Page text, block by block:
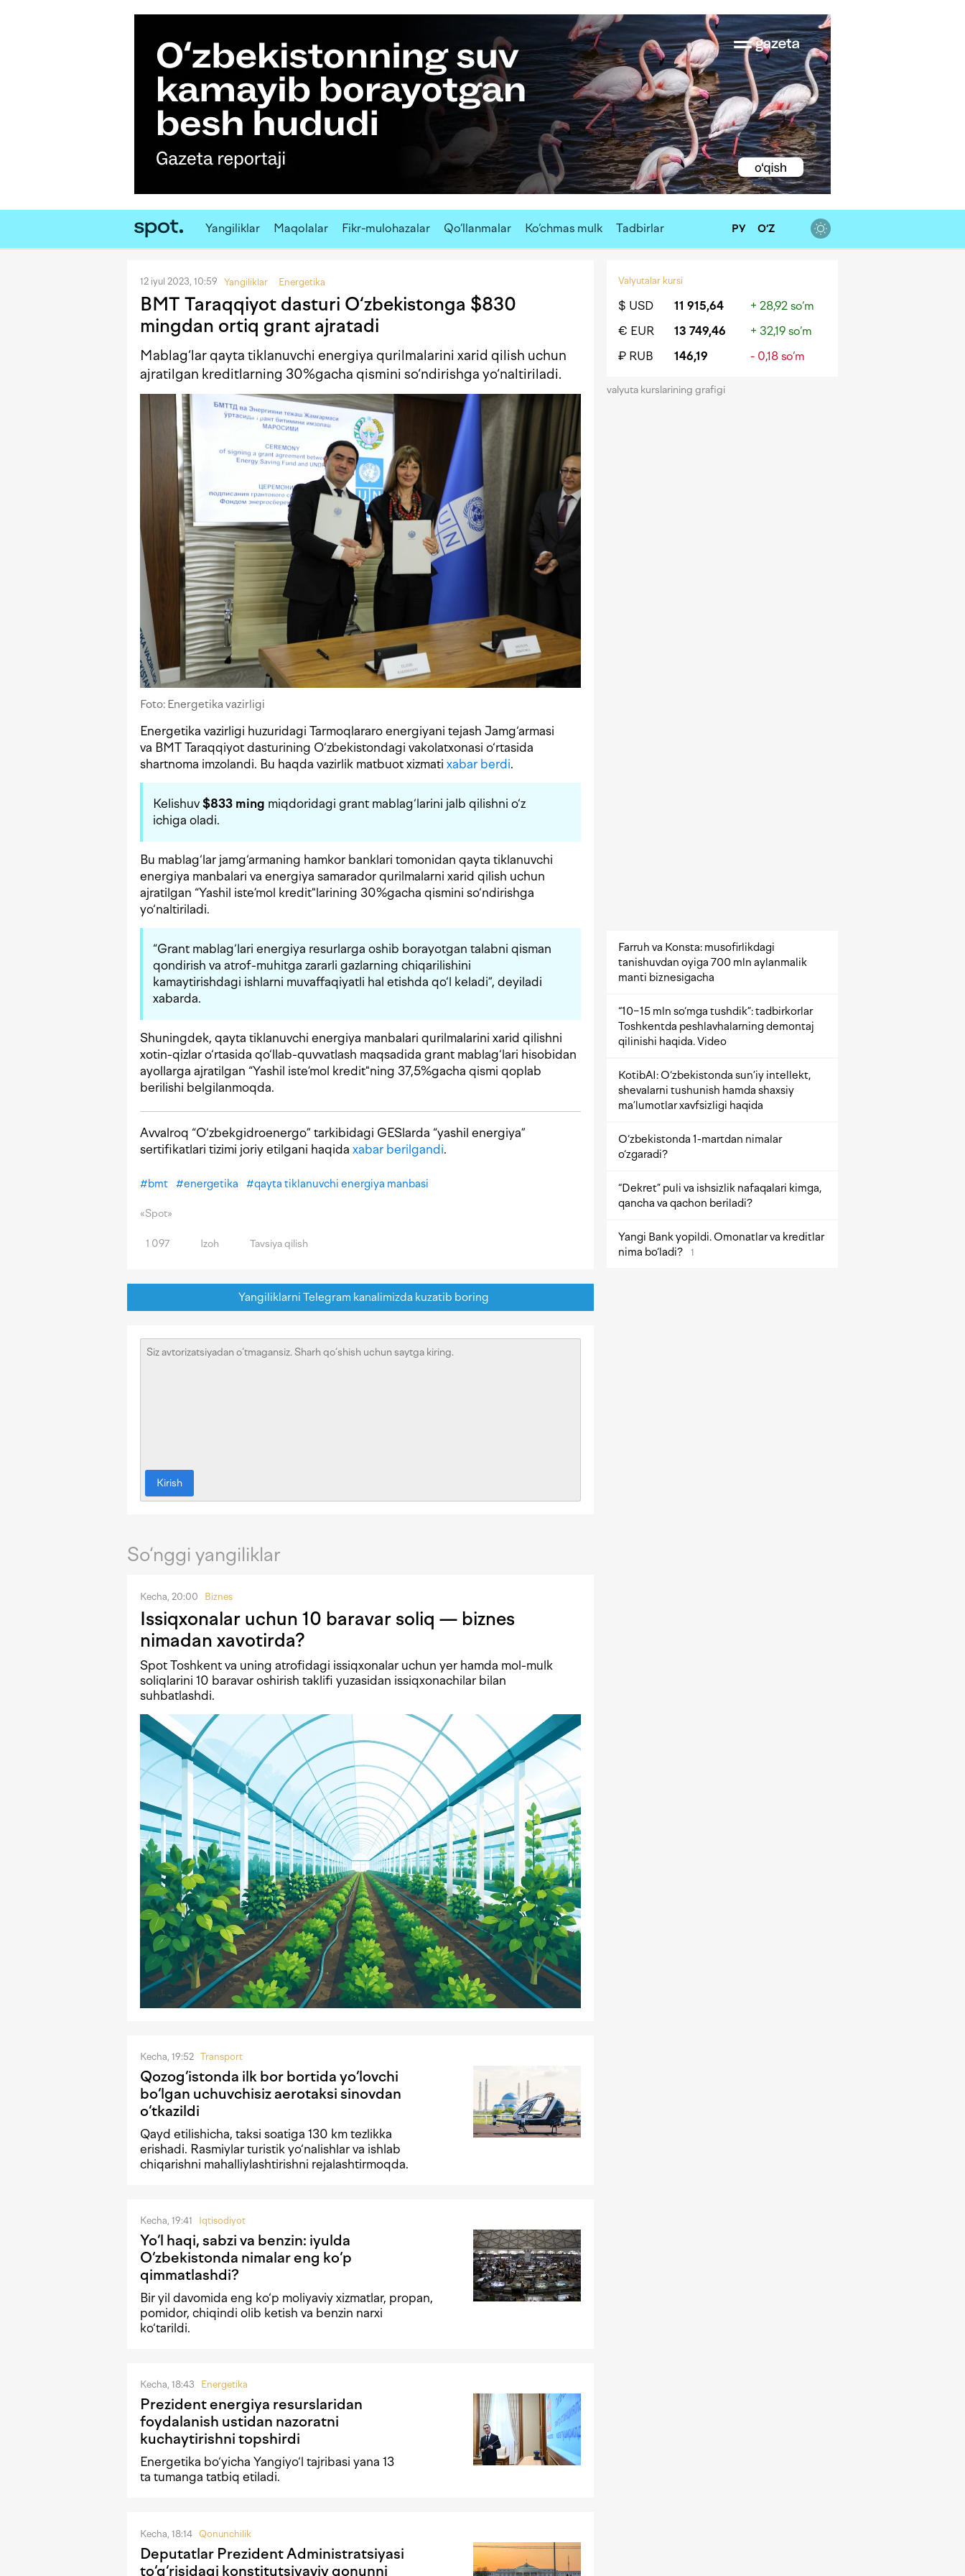
Yangiliklar Maqolalar Fikr-mulohazalar Qo‘llanmalar Ko‘chmas mulk Tadbirlar РУ O‘Z
12 iyul 2023, 10:59 Yangiliklar Energetika
BMT Taraqqiyot dasturi O‘zbekistonga $830
mingdan ortiq grant ajratadi
Mablag‘lar qayta tiklanuvchi energiya qurilmalarini xarid qilish uchun
ajratilgan kreditlarning 30%gacha qismini so‘ndirishga yo‘naltiriladi.
Foto: Energetika vazirligi
Energetika vazirligi huzuridagi Tarmoqlararo energiyani tejash Jamg‘armasi
va BMT Taraqqiyot dasturining O‘zbekistondagi vakolatxonasi o‘rtasida
shartnoma imzolandi. Bu haqda vazirlik matbuot xizmati xabar berdi.
Kelishuv $833 ming miqdoridagi grant mablag‘larini jalb qilishni o‘z
ichiga oladi.
Bu mablag‘lar jamg‘armaning hamkor banklari tomonidan qayta tiklanuvchi
energiya manbalari va energiya samarador qurilmalarni xarid qilish uchun
ajratilgan “Yashil iste’mol kredit"larining 30%gacha qismini so‘ndirishga
yo‘naltiriladi.
“Grant mablag‘lari energiya resurlarga oshib borayotgan talabni qisman
qondirish va atrof-muhitga zararli gazlarning chiqarilishini
kamaytirishdagi ishlarni muvaffaqiyatli hal etishda qo‘l keladi”, deyiladi
xabarda.
Shuningdek, qayta tiklanuvchi energiya manbalari qurilmalarini xarid qilishni
xotin-qizlar o‘rtasida qo‘llab-quvvatlash maqsadida grant mablag‘lari hisobidan
ayollarga ajratilgan “Yashil iste’mol kredit"ning 37,5%gacha qismi qoplab
berilishi belgilanmoqda.
Avvalroq “O‘zbekgidroenergo” tarkibidagi GESlarda “yashil energiya”
sertifikatlari tizimi joriy etilgani haqida xabar berilgandi.
#bmt #energetika #qayta tiklanuvchi energiya manbasi
«Spot»
1 097 Izoh Tavsiya qilish
Yangiliklarni Telegram kanalimizda kuzatib boring
Kirish
So‘nggi yangiliklar
Kecha, 20:00 Biznes
Issiqxonalar uchun 10 baravar soliq — biznes
nimadan xavotirda?
Spot Toshkent va uning atrofidagi issiqxonalar uchun yer hamda mol-mulk
soliqlarini 10 baravar oshirish taklifi yuzasidan issiqxonachilar bilan
suhbatlashdi.
Kecha, 19:52 Transport
Qozog‘istonda ilk bor bortida yo‘lovchi
bo‘lgan uchuvchisiz aerotaksi sinovdan
o‘tkazildi
Qayd etilishicha, taksi soatiga 130 km tezlikka
erishadi. Rasmiylar turistik yo‘nalishlar va ishlab
chiqarishni mahalliylashtirishni rejalashtirmoqda.
Kecha, 19:41 Iqtisodiyot
Yo‘l haqi, sabzi va benzin: iyulda
O‘zbekistonda nimalar eng ko‘p
qimmatlashdi?
Bir yil davomida eng ko‘p moliyaviy xizmatlar, propan,
pomidor, chiqindi olib ketish va benzin narxi
ko‘tarildi.
Kecha, 18:43 Energetika
Prezident energiya resurslaridan
foydalanish ustidan nazoratni
kuchaytirishni topshirdi
Energetika bo‘yicha Yangiyo‘l tajribasi yana 13
ta tumanga tatbiq etiladi.
Kecha, 18:14 Qonunchilik
Deputatlar Prezident Administratsiyasi
to‘g‘risidagi konstitutsiyaviy qonunni
Valyutalar kursi
$ USD 11 915,64
+ 28,92 so‘m
€ EUR
13 749,46
+ 32,19 so‘m
₽ RUB
146,19 - 0,18 so‘m
valyuta kurslarining grafigi
Farruh va Konsta: musofirlikdagi
tanishuvdan oyiga 700 mln aylanmalik
manti biznesigacha
“10−15 mln so‘mga tushdik”: tadbirkorlar
Toshkentda peshlavhalarning demontaj
qilinishi haqida. Video
KotibAI: O‘zbekistonda sun’iy intellekt,
shevalarni tushunish hamda shaxsiy
ma’lumotlar xavfsizligi haqida
O‘zbekistonda 1-martdan nimalar
o‘zgaradi?
“Dekret” puli va ishsizlik nafaqalari kimga,
qancha va qachon beriladi?
Yangi Bank yopildi. Omonatlar va kreditlar
nima bo‘ladi?
1